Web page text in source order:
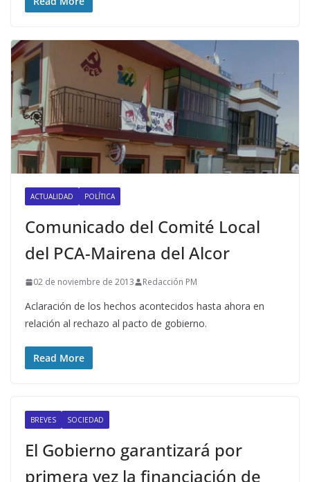
ACTUALIDAD POLÍTICA
Comunicado del Comité Local
del PCA-Mairena del Alcor
02 de noviembre de 2013 Redacción PM
Aclaración de los hechos acontecidos hasta ahora en
relación al rechazo al pacto de gobierno.
Read More
BREVES SOCIEDAD
El Gobierno garantizará por
primera vez la financiación de